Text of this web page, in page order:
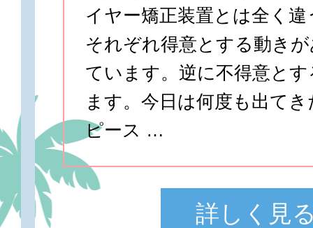
イヤー矯正装置とは全く
それぞれ得意とする動き
ています。逆に不得意と
ます。今日は何度も出て
ピース …
詳しく見